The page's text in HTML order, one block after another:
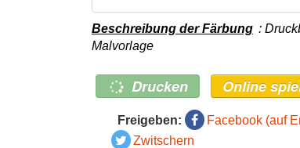
Beschreibung der Färbung :
Malvorlage
Drucken Online
Freigeben: Facebook (auf
Zwitschern